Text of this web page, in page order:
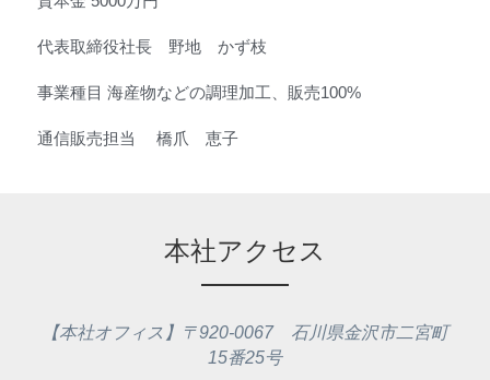
代表取締役社長　野地　かず枝
事業種目 海産物などの調理加工、販売100%
通信販売担当 　橋爪　恵子
本社アクセス
【本社オフィス】〒920-0067　石川県金沢市二宮町
15番25号